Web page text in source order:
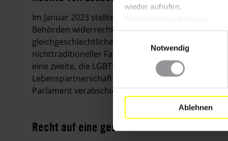
wieder aufrufen.
Notwendig
Ablehnen
Im Januar 2023 stellte der Europäische
Behörden widerrechtlich gehandelt hatten, als sie
gleichgeschlechtliche Beziehungen dargestellt
nichttraditioneller Familienmodelle aufheben
eine zweite, die LGBTI-Paaren durch die
Lebenspartnerschaft en gewisse begrenzte
Parlament verabschiedet worden.
Recht auf eine gesunde Umwelt